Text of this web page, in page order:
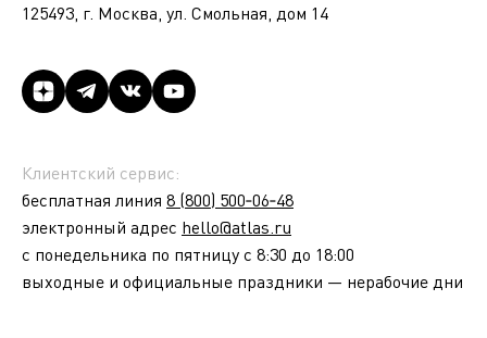
125493, г. Москва, ул. Смольная, дом 14
Клиентский сервис:
бесплатная линия 8 (800) 500‑06‑48
электронный адрес hello@atlas.ru
с понедельника по пятницу с 8:30 до 18:00
выходные и официальные праздники — нерабочие дни